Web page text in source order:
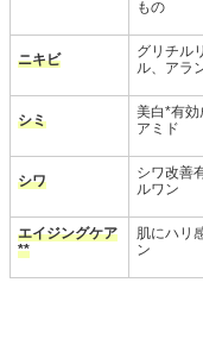
もの
ニキビ
グリチル
ル、アラ
シミ
美白*有効
アミド
シワ
シワ改善
ルワン
エイジングケア
**
肌にハリ
ン